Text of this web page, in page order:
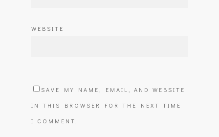
WEBSITE
SAVE MY NAME, EMAIL, AND WEBSITE
IN THIS BROWSER FOR THE NEXT TIME
I COMMENT.